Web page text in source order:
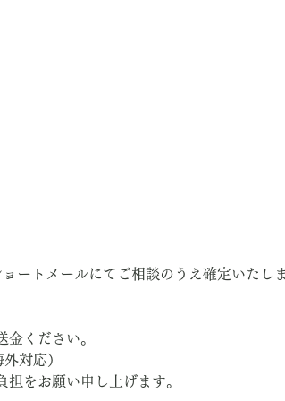
ートメールにてご相談のうえ確定いたし
ください。
対応）
をお願い申し上げます。